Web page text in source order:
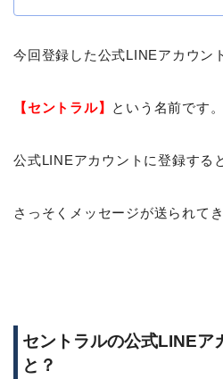
今回登録した公式LINEアカウン
【セントラル】 という名前です。
公式LINEアカウントに登録する
さっそくメッセージが送られてき
セントラルの公式LINEア
と？